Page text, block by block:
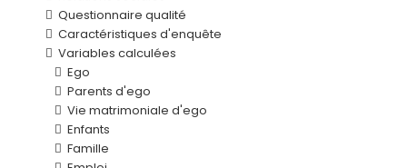
Questionnaire qualité
Caractéristiques d'enquête
Variables calculées
Ego
Parents d'ego
Vie matrimoniale d'ego
Enfants
Famille